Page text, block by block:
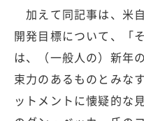
加えて同記事は、米
開発目標について、「
は、（一般人の）新年
束力のあるものとみな
ットメントに懐疑的な